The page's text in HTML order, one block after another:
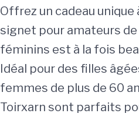
Offrez un cadeau unique
signet pour amateurs
féminins est à la fois
Idéal pour des filles
femmes de plus de 60
Toirxarn sont parfaits